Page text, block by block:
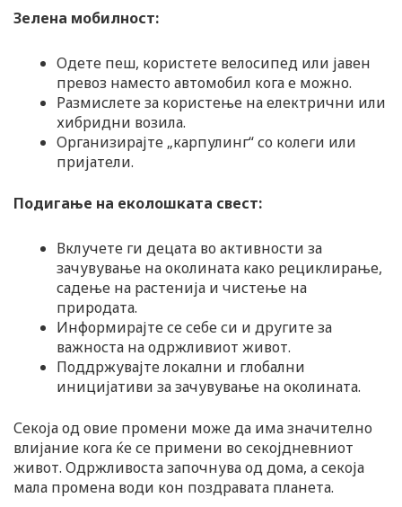
Зелена мобилност:
Одете пеш, користете велосипед или јавен
превоз наместо автомобил кога е можно.
Размислете за користење на електрични или
хибридни возила.
Организирајте „карпулинг“ со колеги или
пријатели.
Подигање на еколошката свест:
Вклучете ги децата во активности за
зачувување на околината како рециклирање,
садење на растенија и чистење на
природата.
Информирајте се себе си и другите за
важноста на одржливиот живот.
Поддржувајте локални и глобални
иницијативи за зачувување на околината.
Секоја од овие промени може да има значително
влијание кога ќе се примени во секојдневниот
живот. Одржливоста започнува од дома, а секоја
мала промена води кон поздравата планета.